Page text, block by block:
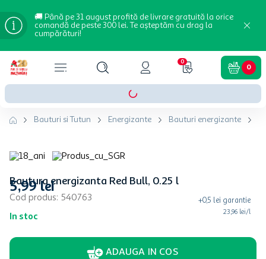
🚚 Până pe 31 august profită de livrare gratuită la orice
comandă de peste 300 lei. Te așteptăm cu drag la
cumpărături!
0
0
Bauturi si Tutun Energizante Bauturi energizante
Bautura energizanta Red Bull, 0.25 l
Cod produs: 540763
In stoc
5,99lei
+0,5 lei garantie
23,96 lei/l
ADAUGA IN COS